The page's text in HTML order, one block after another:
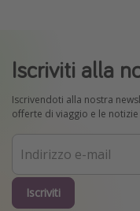
Iscriviti alla
Iscrivendoti alla nostra
offerte di viaggio e le
Iscriviti